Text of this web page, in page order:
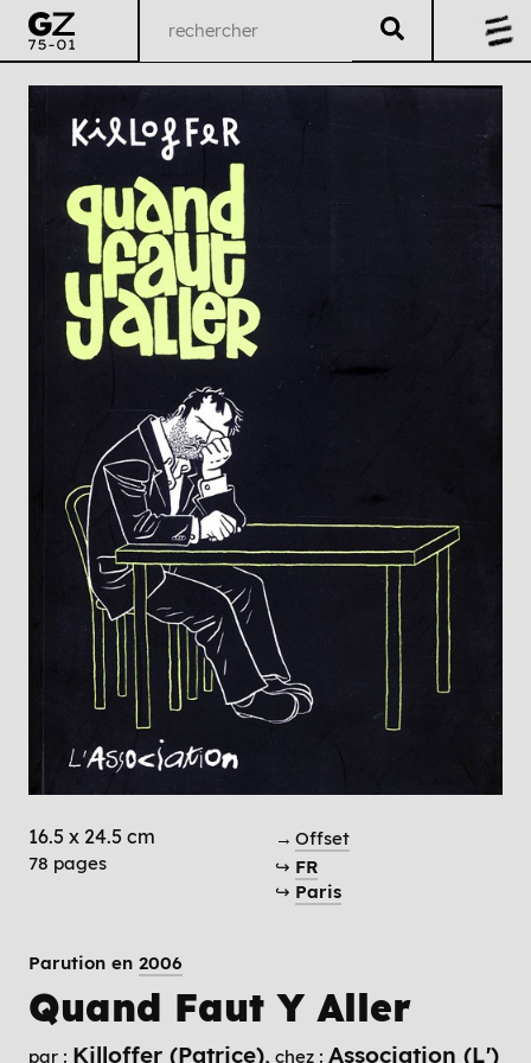
16.5 x 24.5 cm
78 pages
→ Offset
↪ FR
↪ Paris
Parution en 2006
Quand Faut Y Aller
par : Killoffer (Patrice) chez : Association (L')